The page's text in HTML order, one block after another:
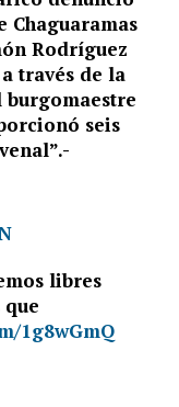
Chaguaramas
Rodríguez
través de la
burgomaestre
seis
libres
1g8wGmQ